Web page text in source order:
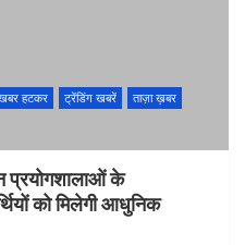
हटकर ट्रेंडिंग खबरें
ताज़ा ख़बर
प्रयोगशालाओं के
को मिलेगी आधुनिक